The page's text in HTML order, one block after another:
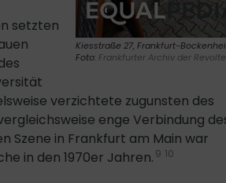
Kiesstraße 27, Frankfurt-
Foto: Frankfurter Archiv der Revolte
setzten
verzichtete zugunsten des
enge Verbindung
Szene in Frankfurt am Main war
in den 1970er Jahren. 9 10